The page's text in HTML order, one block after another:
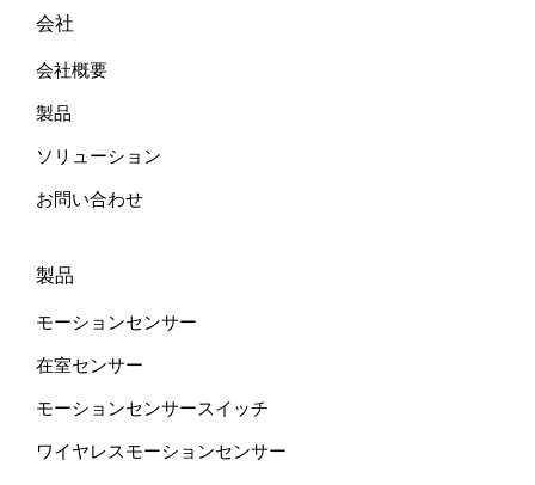
会社
会社概要
製品
ソリューション
お問い合わせ
製品
モーションセンサー
在室センサー
モーションセンサースイッチ
ワイヤレスモーションセンサー